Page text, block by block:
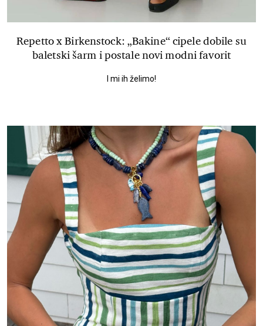
Repetto x Birkenstock: „Bakine“ cipele dobile su
baletski šarm i postale novi modni favorit
I mi ih želimo!